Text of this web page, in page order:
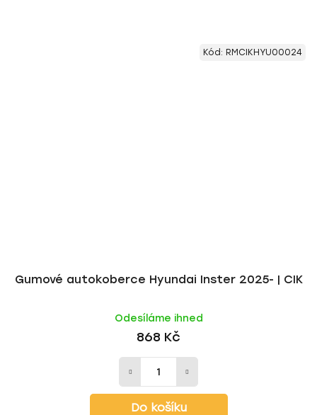
Gumové autokoberce Hyundai Inster 2025- | CIK
Odesíláme ihned
868 Kč
Do košíku
Kód: RMCIKHYU00024